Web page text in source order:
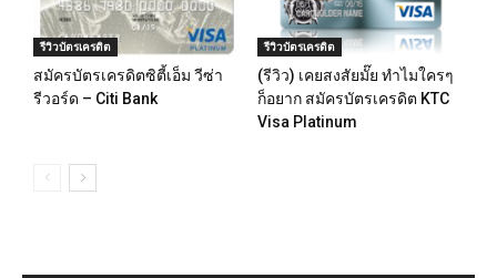
รีวิวบัตรเครดิต
สมัครบัตรเครดิตซิตี้เอ็ม วีซ่า
รีวอร์ด – Citi Bank
รีวิวบัตรเครดิต
(รีวิว) เคยสงสัยมั๊ย ทำไมใครๆ
ก็อยาก สมัครบัตรเครดิต KTC
Visa Platinum